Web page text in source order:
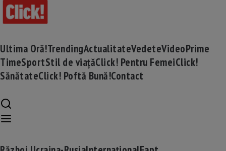
Ultima Oră!TrendingActualitateVedeteVideoPrime
TimeSportStil de viațăClick! Pentru FemeiClick!
SănătateClick! Poftă Bună!Contact